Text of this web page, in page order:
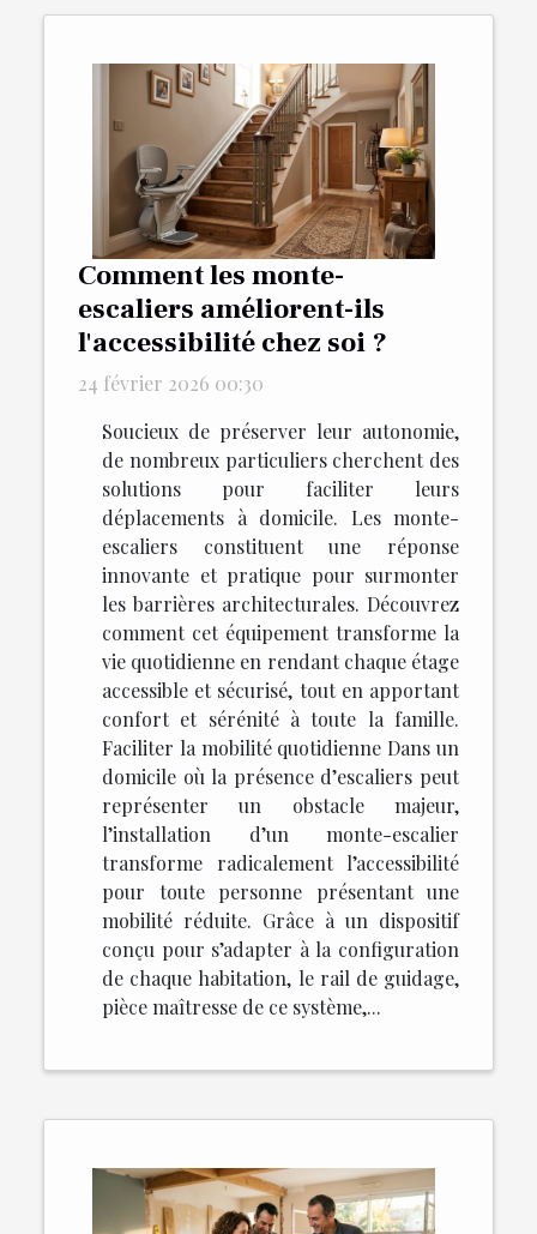
Comment les monte-
escaliers améliorent-ils
l'accessibilité chez soi ?
24 février 2026 00:30
Soucieux de préserver leur autonomie,
de nombreux particuliers cherchent des
solutions pour faciliter leurs
déplacements à domicile. Les monte-
escaliers constituent une réponse
innovante et pratique pour surmonter
les barrières architecturales. Découvrez
comment cet équipement transforme la
vie quotidienne en rendant chaque étage
accessible et sécurisé, tout en apportant
confort et sérénité à toute la famille.
Faciliter la mobilité quotidienne Dans un
domicile où la présence d’escaliers peut
représenter un obstacle majeur,
l’installation d’un monte-escalier
transforme radicalement l’accessibilité
pour toute personne présentant une
mobilité réduite. Grâce à un dispositif
conçu pour s’adapter à la configuration
de chaque habitation, le rail de guidage,
pièce maîtresse de ce système,...